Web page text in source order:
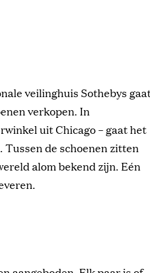
veilinghuis Sothebys
verkopen. In
uit Chicago – gaat het
Tussen de schoenen zitten
alom bekend zijn. Eén